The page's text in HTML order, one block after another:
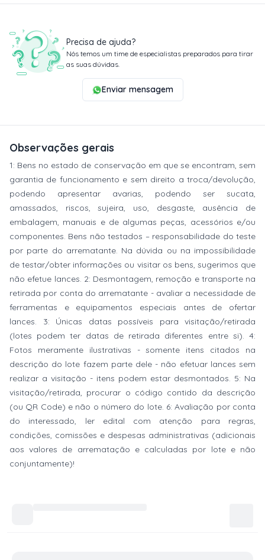
Precisa de ajuda?
Nós temos um time de especialistas preparados para tirar
as suas dúvidas.
Enviar mensagem
Observações gerais
1: Bens no estado de conservação em que se encontram, sem
garantia de funcionamento e sem direito a troca/devolução,
podendo apresentar avarias, podendo ser sucata,
amassados, riscos, sujeira, uso, desgaste, ausência de
embalagem, manuais e de algumas peças, acessórios e/ou
componentes. Bens não testados – responsabilidade do teste
por parte do arrematante. Na dúvida ou na impossibilidade
de testar/obter informações ou visitar os bens, sugerimos que
não efetue lances. 2: Desmontagem, remoção e transporte na
retirada por conta do arrematante - avaliar a necessidade de
ferramentas e equipamentos especiais antes de ofertar
lances. 3: Únicas datas possíveis para visitação/retirada
(lotes podem ter datas de retirada diferentes entre si). 4:
Fotos meramente ilustrativas - somente itens citados na
descrição do lote fazem parte dele - não efetuar lances sem
realizar a visitação - itens podem estar desmontados. 5: Na
visitação/retirada, procurar o código contido da descrição
(ou QR Code) e não o número do lote. 6: Avaliação por conta
do interessado, ler edital com atenção para regras,
condições, comissões e despesas administrativas (adicionais
aos valores de arrematação e calculadas por lote e não
conjuntamente)!